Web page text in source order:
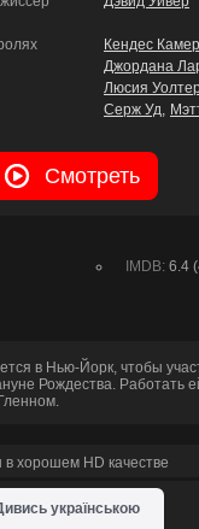
Кендес
Джордана
Люсия
Серж Уд
Смотреть
IMDB:6.4
в Нью-Йорк, чтобы
Рождества. Работать
хорошем HD качестве
українською